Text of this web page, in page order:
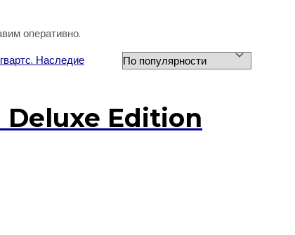
оперативно.
Edition